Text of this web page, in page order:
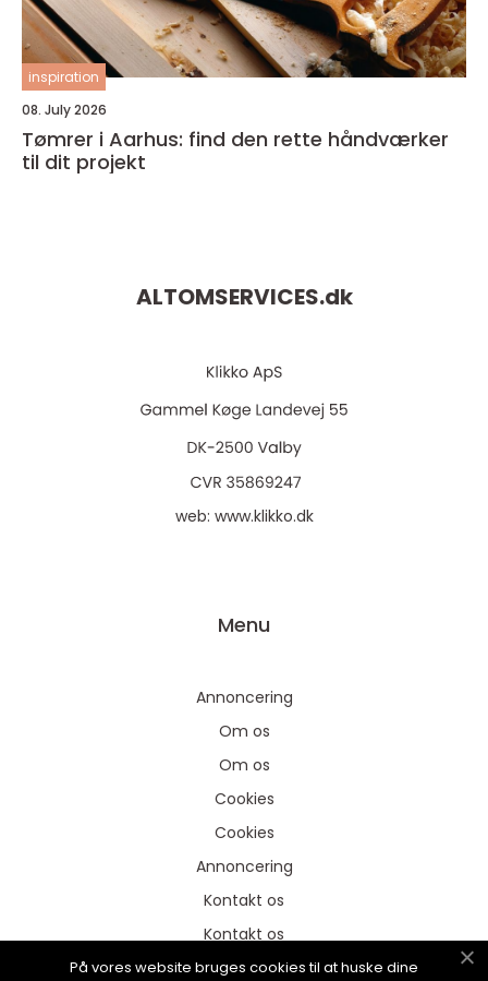
inspiration
08. July 2026
Tømrer i Aarhus: find den rette håndværker
til dit projekt
ALTOMSERVICES.dk
web: www.klikko.dk
Menu
Annoncering
Om os
Om os
Cookies
Cookies
Annoncering
Kontakt os
Kontakt os
Sitemap
På vores website bruges cookies til at huske dine